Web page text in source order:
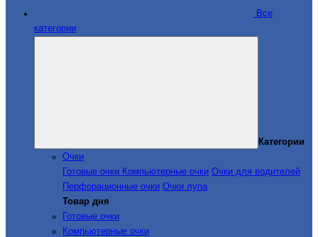
Все
категории
Категории
Очки
Готовые очки Компьютерные очки Очки для водителей
Перфорационные очки Очки лупа
Товар дня
Готовые очки
Компьютерные очки